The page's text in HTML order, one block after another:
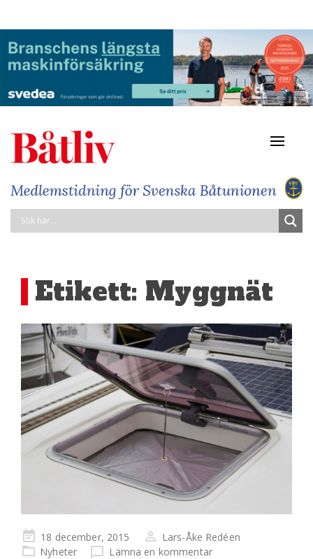
Etikett: Myggnät
Publicerad
på
18 december, 2015
Lars-Åke Redéen
Nyheter
Lämna en kommentar